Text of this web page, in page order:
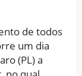
de todos
um dia
(PL) a